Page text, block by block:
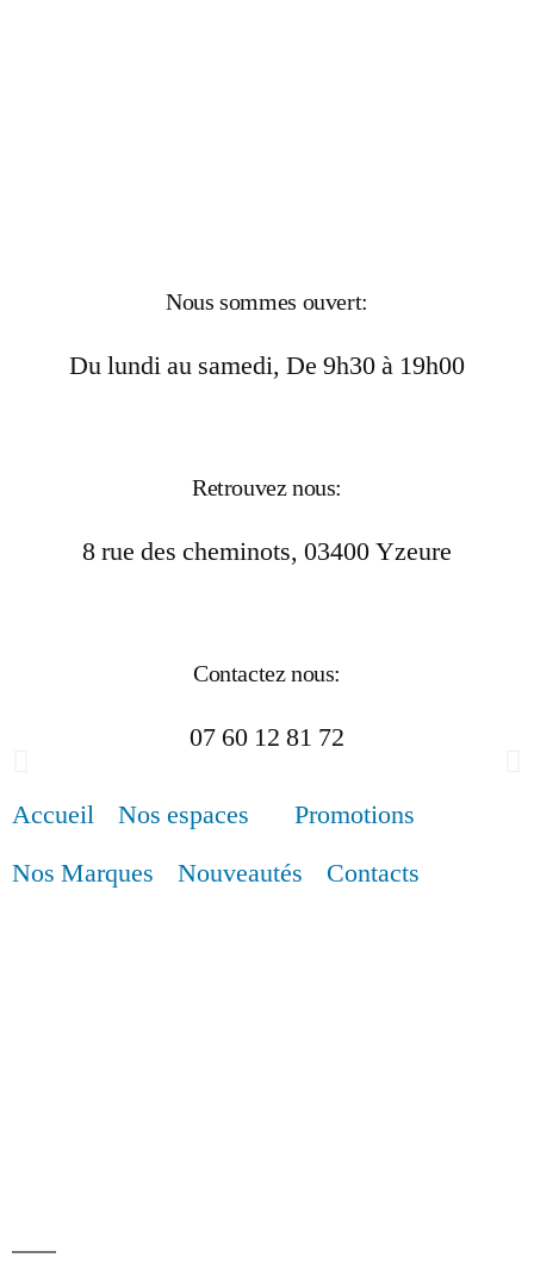
Nous sommes ouvert:
Du lundi au samedi, De 9h30 à 19h00
Retrouvez nous:
8 rue des cheminots, 03400 Yzeure
Contactez nous:
07 60 12 81 72
Accueil Nos espaces
Promotions
Nos Marques
Nouveautés Contacts